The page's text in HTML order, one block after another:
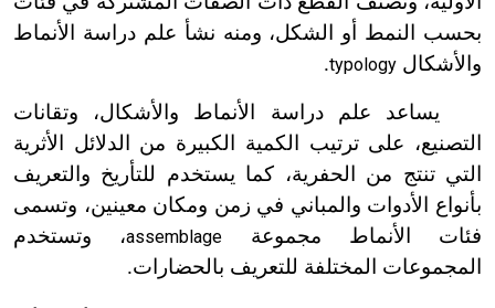
بحسب النمط أو الشكل، ومنه نشأ علم دراسة الأنماط
والأشكال typology
.
يساعد علم دراسة الأنماط والأشكال، وتقانات
التصنيع، على ترتيب الكمية الكبيرة من الدلائل الأثرية
التي تنتج من الحفرية، كما يستخدم للتأريخ والتعريف
بأنواع الأدوات والمباني في زمن ومكان معينين، وتسمى
فئات الأنماط مجموعة assemblage، وتستخدم
المجموعات المختلفة للتعريف بالحضارات.